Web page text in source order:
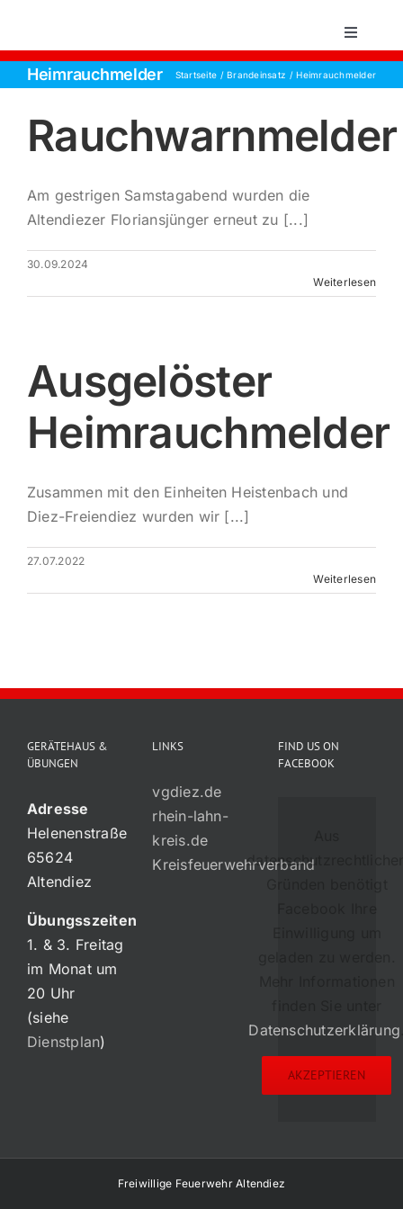
springen
Toggle
Heimrauchmelder Startseite Brandeinsatz Heimrauchmelder
Rauchwarnmelder
Am gestrigen Samstagabend wurden die
Altendiezer Floriansjünger erneut zu [...]
30.09.2024
Weiterlesen
Ausgelöster
Heimrauchmelder
Zusammen mit den Einheiten Heistenbach und
Diez-Freiendiez wurden wir [...]
27.07.2022
Weiterlesen
GERÄTEHAUS &
ÜBUNGEN
Adresse
Helenenstraße
65624
Altendiez
Übungsszeiten
1. & 3. Freitag
im Monat um
20 Uhr
(siehe
Dienstplan)
LINKS
vgdiez.de
rhein-lahn-
kreis.de
Kreisfeuerwehrverband
FIND US ON
FACEBOOK
Datenschutzerklärung
AKZEPTIEREN
Freiwillige Feuerwehr Altendiez